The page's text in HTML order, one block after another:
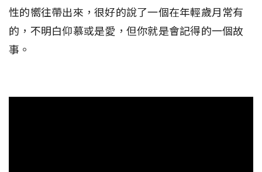
性的嚮往帶出來，很好的說了一個在年輕歲月常有
的，不明白仰慕或是愛，但你就是會記得的一個故
事。